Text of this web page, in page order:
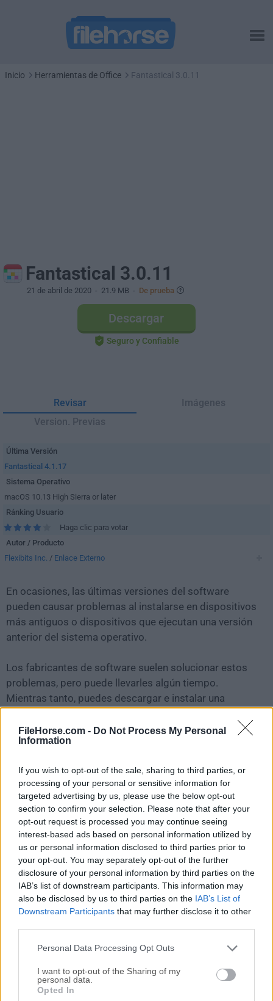
FileHorse.com - Do Not Process My Personal
Information
If you wish to opt-out of the sale, sharing to third parties, or
processing of your personal or sensitive information for
targeted advertising by us, please use the below opt-out
section to confirm your selection. Please note that after your
opt-out request is processed you may continue seeing
interest-based ads based on personal information utilized by
us or personal information disclosed to third parties prior to
your opt-out. You may separately opt-out of the further
disclosure of your personal information by third parties on the
IAB’s list of downstream participants. This information may
also be disclosed by us to third parties on the IAB’s List of
Downstream Participants that may further disclose it to other
Personal Data Processing Opt Outs
I want to opt-out of the Sharing of my
personal data.
Opted In
Inicio Herramientas de Office Fantastical 3.0.11
Fantastical 3.0.11
21 de abril de 2020 - 21.9 MB - De prueba
Descargar
Seguro y Confiable
Revisar
Imágenes
Version. Previas
Última Versión
Fantastical 4.1.17
Sistema Operativo
macOS 10.13 High Sierra or later
Ránking Usuario
Haga clic para votar
Autor / Producto
Flexibits Inc. / Enlace Externo
En ocasiones, las últimas versiones del software
pueden causar problemas al instalarse en dispositivos
más antiguos o dispositivos que ejecutan una versión
anterior del sistema operativo.
Los fabricantes de software suelen solucionar estos
problemas, pero puede llevarles algún tiempo.
Mientras tanto, puedes descargar e instalar una
Para aquellos interesados en descargar la versión más
simplemente hazclic aquí.
Todas las versiones antiguas distribuidas en nuestro
sitio web son completamente libres de virus y están
disponibles para su descarga sin costo alguno.
Nos encantaría saber de ti
Si tienes alguna pregunta o idea que desees compartir
con nosotros, dirígete a nuestrapágina de contactoy
háznoslo saber. ¡Valoramos tu opinión!